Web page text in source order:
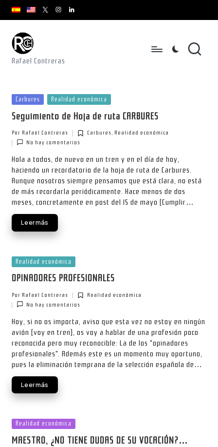
Saltar
contenido
youtube.com
youtube.comx.com/rafacontrerasch
instagram.com
youtube.com
Rafael Contreras
Publicada
en
Carbures Realidad económica
Seguimiento de Hoja de ruta CARBURES
por
Por Rafael Contreras
Publicada
Carbures, Realidad económica
No hay comentarios
Hola a todos, de nuevo en un tren y en el día de hoy,
haciendo un recordatorio de la hoja de ruta de Carbures.
Aunque nosotros siempre pensamos que está clara, no está
de más recordarla periódicamente. Hace menos de dos
meses, concretamente en post del 15 de mayo (Cumplir…
Leer más
Publicada
en
Realidad económica
OPINADORES PROFESIONALES
por
Por Rafael Contreras
Publicada
Realidad económica
No hay comentarios
Hoy, si no os importa, aviso que esta vez no estoy en ningún
avión (voy en tren), os voy a hablar de una profesión poco
reconocida pero muy reconocible: La de los "opinadores
profesionales". Además este es un momento muy oportuno,
pues la eliminación temprana de la selección española de…
Leer más
Publicada
en
Realidad económica
MAESTRO, ¿NO TIENE DUDAS DE SU VOCACIÓN?…